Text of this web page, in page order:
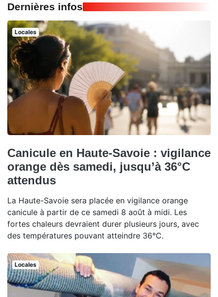
Dernières infos
Locales
Canicule en Haute-Savoie : vigilance
orange dès samedi, jusqu’à 36°C
attendus
La Haute-Savoie sera placée en vigilance orange
canicule à partir de ce samedi 8 août à midi. Les
fortes chaleurs devraient durer plusieurs jours, avec
des températures pouvant atteindre 36°C.
Locales